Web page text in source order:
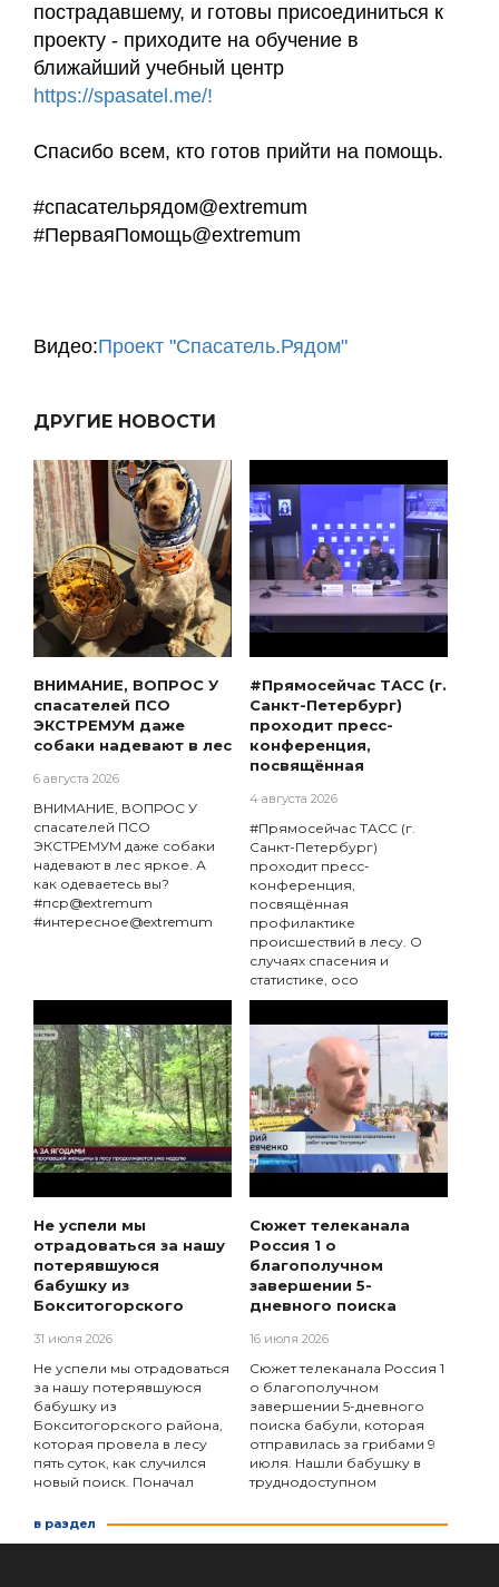
пострадавшему, и готовы присоединиться к
проекту - приходите на обучение в
ближайший учебный центр
https://spasatel.me/!
Спасибо всем, кто готов прийти на помощь.
#спасательрядом@extremum
#ПерваяПомощь@extremum
Видео:Проект "Спасатель.Рядом"
ДРУГИЕ НОВОСТИ
ВНИМАНИЕ, ВОПРОС У
спасателей ПСО
ЭКСТРЕМУМ даже
собаки надевают в лес
6 августа 2026
ВНИМАНИЕ, ВОПРОС У
спасателей ПСО
ЭКСТРЕМУМ даже собаки
надевают в лес яркое. А
как одеваетесь вы?
#пср@extremum
#интересное@extremum
#Прямосейчас ТАСС (г.
Санкт-Петербург)
проходит пресс-
конференция,
посвящённая
4 августа 2026
#Прямосейчас ТАСС (г.
Санкт-Петербург)
проходит пресс-
конференция,
посвящённая
профилактике
происшествий в лесу. О
случаях спасения и
статистике, осо
Не успели мы
отрадоваться за нашу
потерявшуюся
бабушку из
Бокситогорского
31 июля 2026
Не успели мы отрадоваться
за нашу потерявшуюся
бабушку из
Бокситогорского района,
которая провела в лесу
пять суток, как случился
новый поиск. Поначал
Сюжет телеканала
Россия 1 о
благополучном
завершении 5-
дневного поиска
16 июля 2026
Сюжет телеканала Россия 1
о благополучном
завершении 5-дневного
поиска бабули, которая
отправилась за грибами 9
июля. Нашли бабушку в
труднодоступном
в раздел